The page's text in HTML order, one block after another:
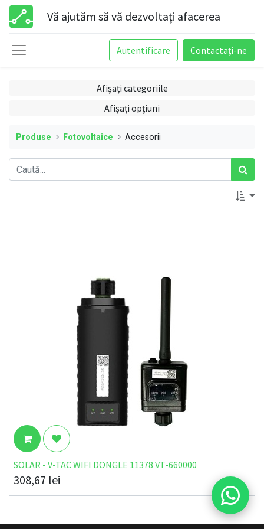
Vă ajutăm să vă dezvoltați afacerea
Autentificare Contactați-ne
Afișați categoriile
Afișați opțiuni
Produse Fotovoltaice Accesorii
SOLAR - V-TAC WIFI DONGLE 11378 VT-660000
308,67 lei